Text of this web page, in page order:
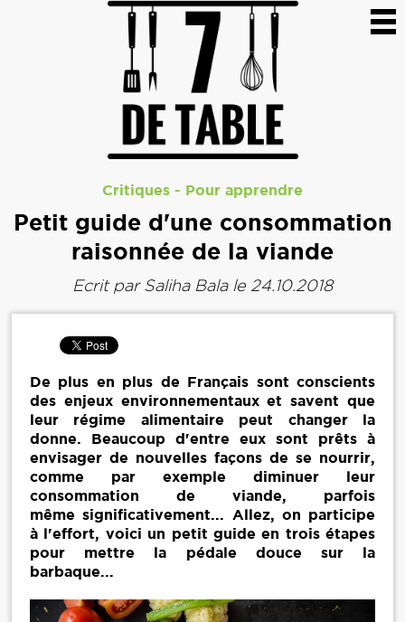
Critiques - Pour apprendre
Petit guide d'une consommation
raisonnée de la viande
Ecrit par Saliha Balale 24.10.2018
De plus en plus de Français sont conscients
des enjeux environnementaux et savent que
leur régime alimentaire peut changer la
donne. Beaucoup d'entre eux sont prêts à
envisager de nouvelles façons de se nourrir,
comme par exemple diminuer leur
consommation de viande, parfois
même significativement... Allez, on participe
à l'effort, voici un petit guide en trois étapes
pour mettre la pédale douce sur la
barbaque...